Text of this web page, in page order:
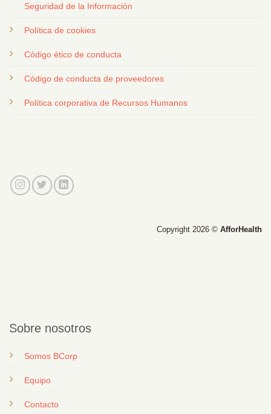
Seguridad de la Información
Política de cookies
Código ético de conducta
Código de conducta de proveedores
Política corporativa de Recursos Humanos
Copyright 2026 © AfforHealth
Sobre nosotros
Somos BCorp
Equipo
Contacto